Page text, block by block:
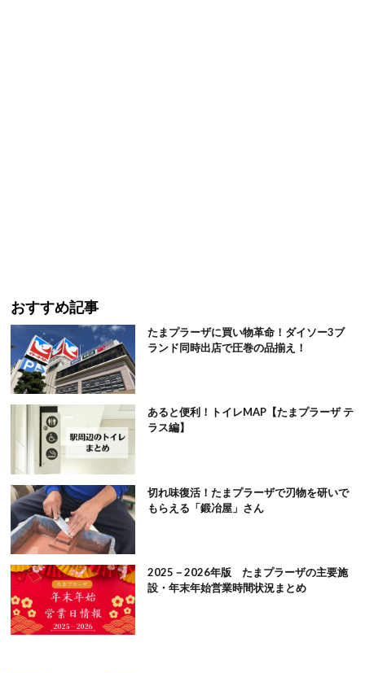
おすすめ記事
たまプラーザに買い物革命！ダイソー3ブ
ランド同時出店で圧巻の品揃え！
あると便利！トイレMAP【たまプラーザ テ
ラス編】
切れ味復活！たまプラーザで刃物を研いで
もらえる「鍛冶屋」さん
2025－2026年版 たまプラーザの主要施
設・年末年始営業時間状況まとめ